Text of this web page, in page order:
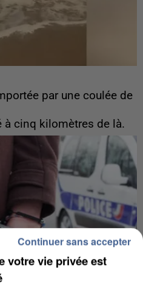
par une coulée de
à cinq kilomètres de là.
votre vie privée est
Continuer sans accepter